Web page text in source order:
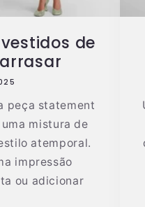
de
peça statement
mistura de
atemporal.
impressão
ou adicionar